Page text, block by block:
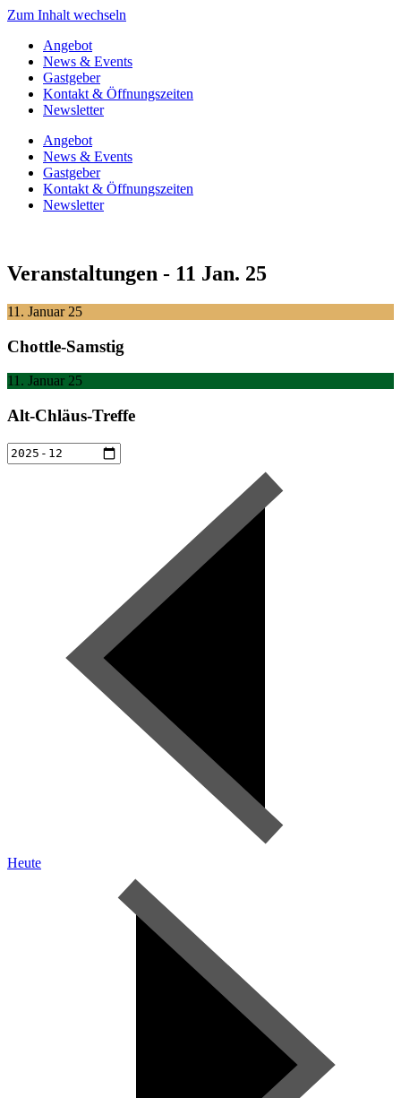
Zum Inhalt wechseln
Angebot
News & Events
Gastgeber
Kontakt & Öffnungszeiten
Newsletter
Angebot
News & Events
Gastgeber
Kontakt & Öffnungszeiten
Newsletter
Veranstaltungen - 11 Jan. 25
11. Januar 25
Chottle-Samstig
11. Januar 25
Alt-Chläus-Treffe
Heute